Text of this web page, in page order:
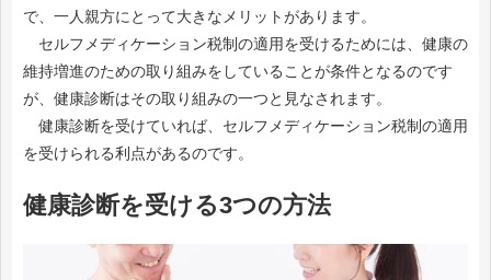
で、一人親方にとって大きなメリットがあります。
セルフメディケーション税制の適用を受けるためには、健康の
維持増進のための取り組みをしていることが条件となるのです
が、健康診断はその取り組みの一つと見なされます。
健康診断を受けていれば、セルフメディケーション税制の適用
を受けられる利点があるのです。
健康診断を受ける3つの方法